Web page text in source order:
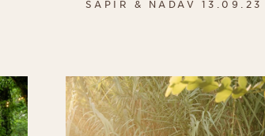
SAPIR & NADAV 13.09.23